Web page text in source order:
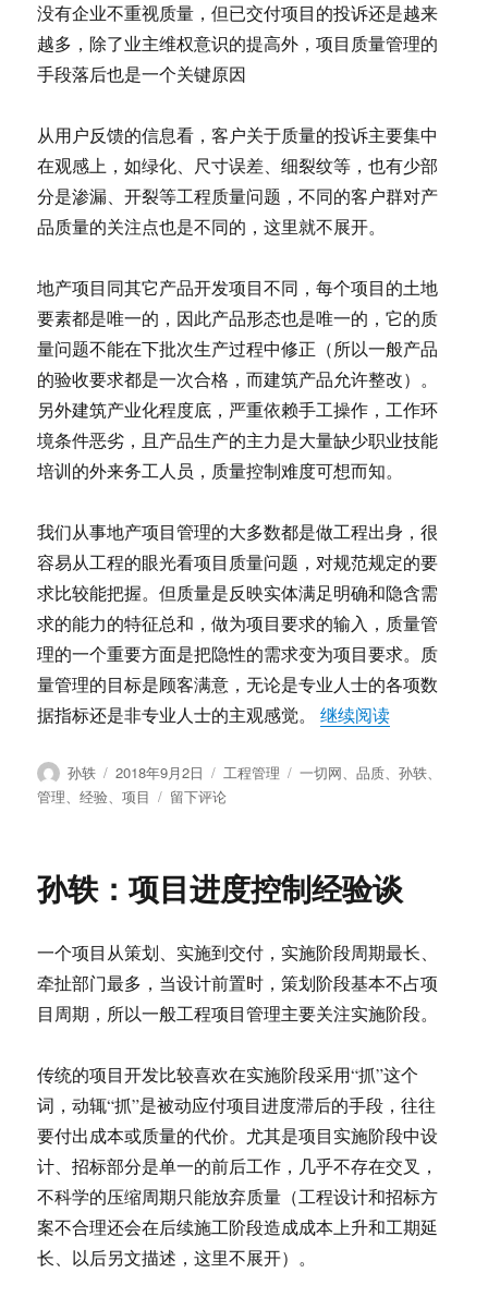
控
制
经
验
没有企业不重视质量，但已交付项目的投诉还是越来
越多，除了业主维权意识的提高外，项目质量管理的
手段落后也是一个关键原因
从用户反馈的信息看，客户关于质量的投诉主要集中
在观感上，如绿化、尺寸误差、细裂纹等，也有少部
分是渗漏、开裂等工程质量问题，不同的客户群对产
品质量的关注点也是不同的，这里就不展开。
地产项目同其它产品开发项目不同，每个项目的土地
要素都是唯一的，因此产品形态也是唯一的，它的质
量问题不能在下批次生产过程中修正（所以一般产品
的验收要求都是一次合格，而建筑产品允许整改）。
另外建筑产业化程度底，严重依赖手工操作，工作环
境条件恶劣，且产品生产的主力是大量缺少职业技能
培训的外来务工人员，质量控制难度可想而知。
我们从事地产项目管理的大多数都是做工程出身，很
容易从工程的眼光看项目质量问题，对规范规定的要
求比较能把握。但质量是反映实体满足明确和隐含需
求的能力的特征总和，做为项目要求的输入，质量管
理的一个重要方面是把隐性的需求变为项目要求。质
量管理的目标是顾客满意，无论是专业人士的各项数
据指标还是非专业人士的主观感觉。继续阅读“孙轶：项
作
者
孙轶
发
布
2018年9月2日
分
类
工程管理
标
一切网、品质、孙轶、
管理、经验、项目
于
目
品
管
理
经
验
留下评论
孙轶：项目进度控制经验谈
一个项目从策划、实施到交付，实施阶段周期最长、
牵扯部门最多，当设计前置时，策划阶段基本不占项
目周期，所以一般工程项目管理主要关注实施阶段。
传统的项目开发比较喜欢在实施阶段采用“抓”这个
词，动辄“抓”是被动应付项目进度滞后的手段，往往
要付出成本或质量的代价。尤其是项目实施阶段中设
计、招标部分是单一的前后工作，几乎不存在交叉，
不科学的压缩周期只能放弃质量（工程设计和招标方
案不合理还会在后续施工阶段造成成本上升和工期延
长、以后另文描述，这里不展开）。